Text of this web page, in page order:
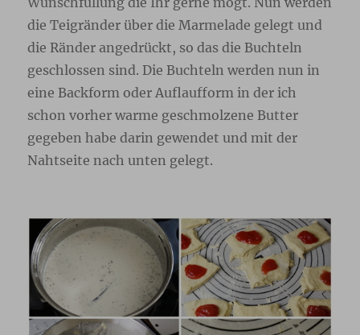
die Teigränder über die Marmelade gelegt und
die Ränder angedrückt, so das die Buchteln
geschlossen sind. Die Buchteln werden nun in
eine Backform oder Auflaufform in der ich
schon vorher warme geschmolzene Butter
gegeben habe darin gewendet und mit der
Nahtseite nach unten gelegt.